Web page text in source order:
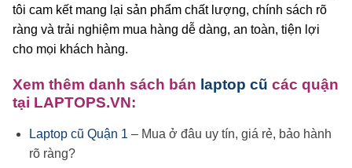
tôi cam kết mang lại sản phẩm chất lượng, chính sách rõ
ràng và trải nghiệm mua hàng dễ dàng, an toàn, tiện lợi
cho mọi khách hàng.
Xem thêm danh sách bán laptop cũ các quận
tại LAPTOPS.VN:
Laptop cũ Quận 1 – Mua ở đâu uy tín, giá rẻ, bảo hành
rõ ràng?